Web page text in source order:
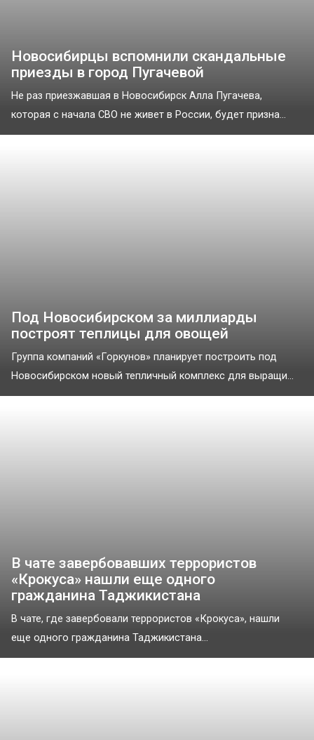
Новосибирцы вспомнили скандальные
приезды в город Пугачевой
Не раз приезжавшая в Новосибирск Алла Пугачева,
которая с начала СВО не живет в России, будет призна...
Под Новосибирском за миллиарды
построят теплицы для овощей
Группа компаний «Горкунов» планирует построить под
Новосибирском новый тепличный комплекс для выращи...
В чате завербовавших террористов
«Крокуса» нашли еще одного
гражданина Таджикистана
В чате, где завербовали террористов «Крокуса», нашли
еще одного гражданина Таджикистана...